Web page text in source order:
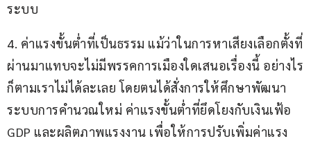
ระบบ
4. ค่าแรงขั้นต่ำที่เป็นธรรม แม้ว่าในการหาเสียงเลือกตั้งที่
ผ่านมาแทบจะไม่มีพรรคการเมืองใดเสนอเรื่องนี้ อย่างไร
ก็ตามเราไม่ได้ละเลย โดยตนได้สั่งการให้ศึกษาพัฒนา
ระบบการคำนวณใหม่ ค่าแรงขั้นต่ำที่ยึดโยงกับเงินเฟ้อ
GDP และผลิตภาพแรงงาน เพื่อให้การปรับเพิ่มค่าแรง